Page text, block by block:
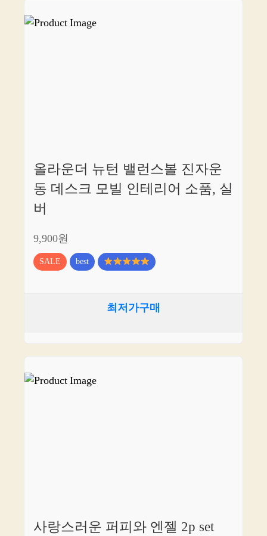
올라운더 뉴턴 밸런스볼 진자운
동 데스크 모빌 인테리어 소품, 실
버
9,900원
SALE best
최저가구매
사랑스러운 퍼피와 엔젤 2p set